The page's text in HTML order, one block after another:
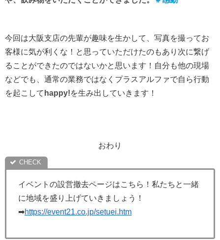
今回は大阪支店の先輩が趣味を生かして、写真を撮ってお
客様に気が利くな！と思っていただけたのもあり次に繋げ
ることができたのではないかと思います！自分も他の現場
などでも、通常の業務ではなくプラスアルファで自ら行動
を起こして happy!を生み出していきます！
おわり
イベントの設営撤去ページはこちら！私たちと一緒
に地域を盛り上げていきましょう！
➡https://event21.co.jp/setuei.htm